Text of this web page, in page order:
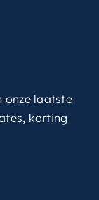
onze laatste
korting